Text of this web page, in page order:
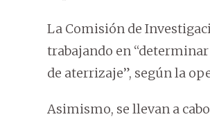
La Comisión de
trabajando en
de aterrizaje”, según la
Asimismo, se llevan a